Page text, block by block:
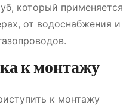
который
от водоснабжения и
к монтажу
к монтажу